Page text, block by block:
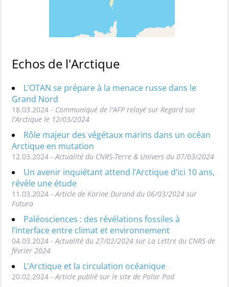
Echos de l'Arctique
L’OTAN se prépare à la menace russe dans le
Grand Nord
18.03.2024 - Communiqué de l'AFP relayé sur Regard sur
l'Arctique le 12/03/2024
Rôle majeur des végétaux marins dans un océan
Arctique en mutation
12.03.2024 - Actualité du CNRS-Terre & Univers du 07/03/2024
Un avenir inquiétant attend l’Arctique d’ici 10 ans,
révèle une étude
11.03.2024 - Article de Karine Durand du 06/03/2024 sur
Futura
Paléosciences : des révélations fossiles à
l’interface entre climat et environnement
04.03.2024 - Actualité du 27/02/2024 sur La Lettre du CNRS de
février 2024
L’Arctique et la circulation océanique
20.02.2024 - Article publié sur le site de Polar Pod